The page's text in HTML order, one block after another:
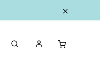
ZBERATEĽSKÉ FIGURKY